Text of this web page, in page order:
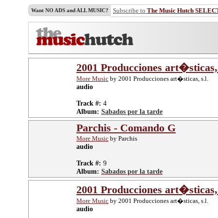
Want NO ADS and ALL MUSIC? Subscribe to The Music Hutch
2001 Producciones
More Music by 2001 Producciones art�sticas, s.l.
audio
Track #: 4
Album: Sabados por la tarde
Parchis - Comando G
More Music by Parchis
audio
Track #: 9
Album: Sabados por la tarde
2001 Producciones
More Music by 2001 Producciones art�sticas, s.l.
audio